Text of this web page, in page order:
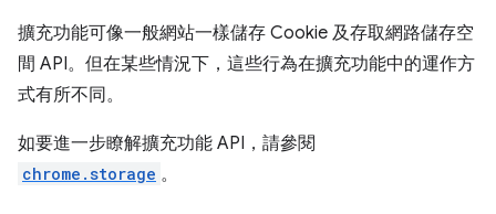
擴充功能可像一般網站一樣儲存 Cookie 及存取網路儲存空
間 API。但在某些情況下，這些行為在擴充功能中的運作方
式有所不同。
如要進一步瞭解擴充功能 API，請參閱
chrome.storage 。